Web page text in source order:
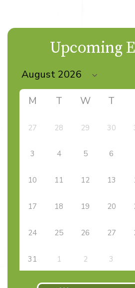
Upcoming
M T W T
27 28 29 30
3 4 5 6
10 11 12 13
17 18 19 20
24 25 26 27
31 1 2 3